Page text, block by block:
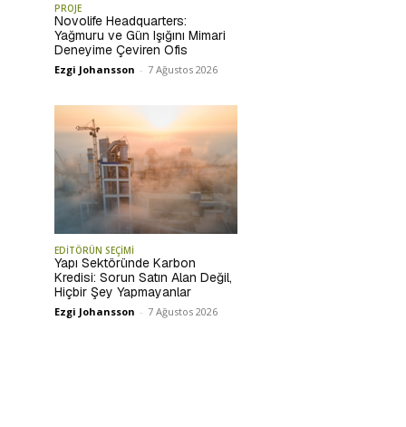
PROJE
Novolife Headquarters:
Yağmuru ve Gün Işığını Mimari
Deneyime Çeviren Ofis
Ezgi Johansson - 7 Ağustos 2026
EDİTÖRÜN SEÇİMİ
Yapı Sektöründe Karbon
Kredisi: Sorun Satın Alan Değil,
Hiçbir Şey Yapmayanlar
Ezgi Johansson - 7 Ağustos 2026